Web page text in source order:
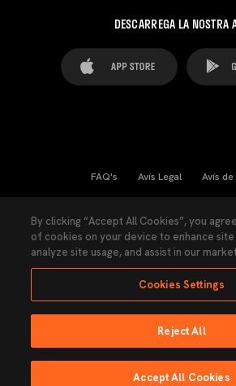
DESCARREGA LA NOSTRA
FAQ's Avís Legal Avís
Llei de Transparència Política
Accessibilitat
Ninguna parte de esta página puede ser
By clicking “Accept All Cookies”, you
of cookies on your device to enhance
analyze site usage, and assist in our
Cookies Settings
Reject All
Accept All Cookies